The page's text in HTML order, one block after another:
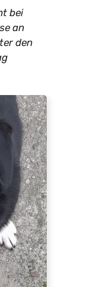
bei
an
den